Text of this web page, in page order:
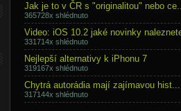
Jak je to v ČR s "originalitou" nebo
365728x shlédnuto
Video: iOS 10.2 jaké novinky
331714x shlédnuto
Nejlepší alternativy k iPhonu 7
319167x shlédnuto
Chytrá autorádia mají zajímavou hist...
317144x shlédnuto